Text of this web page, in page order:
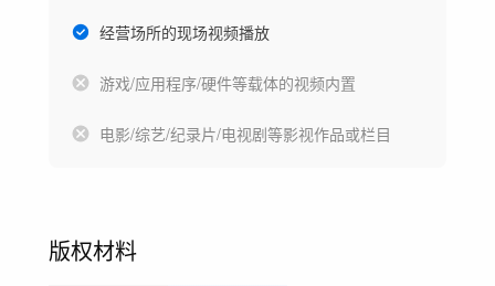
经营场所的现场视频播放
游戏/应用程序/硬件等载体的视频内置
电影/综艺/纪录片/电视剧等影视作品或栏目
版权材料